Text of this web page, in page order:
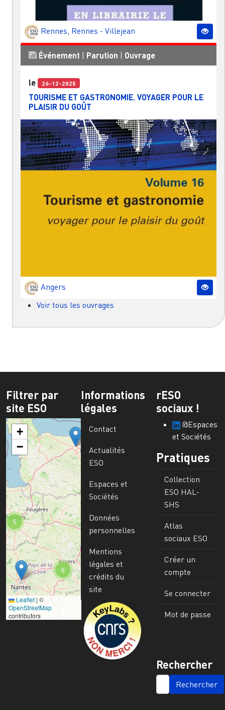
Rennes Rennes - Villejean
Événement | Parution | Ouvrage
le 26-12-2025
TOURISME ET GASTRONOMIE. VOYAGER POUR LE
PLAISIR DU GOÛT
Angers
Voir tous les ouvrages
Filtrer par
site ESO
6
5
+
−
Leaflet | ©
OpenStreetMap
contributors
Informations
légales
Contact
Actualités
ESO
Espaces et
Sociétés
Données
personnelles
Mentions
légales et
crédits du
site
Image
rESO
sociaux !
@Espaces
et Sociétés
Pratiques
Collection
ESO HAL-
SHS
Atlas
sociaux ESO
Créer un
compte
Se connecter
Mot de passe
Rechercher
SEARCH